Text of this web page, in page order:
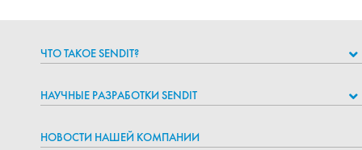
ЧТО ТАКОЕ SENDIT?
НАУЧНЫЕ РАЗРАБОТКИ SENDIT
НОВОСТИ НАШЕЙ КОМПАНИИ